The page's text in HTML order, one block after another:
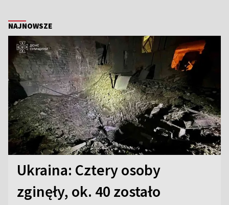
NAJNOWSZE
Ukraina: Cztery osoby
zginęły, ok. 40 zostało